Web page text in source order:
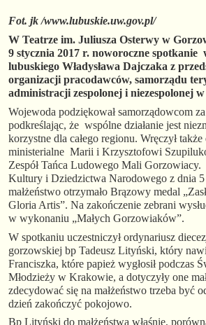
Fot. jk /www.lubuskie.uw.gov.pl/
W Teatrze im. Juliusza Osterwy w
9 stycznia 2017 r. noworoczne spotkanie
lubuskiego Władysława Dajczaka z
organizacji pracodawców, samorządu
administracji zespolonej i niezespolonej
Wojewoda podziękował samorządowcom za
podkreślając, że wspólne działanie jest
korzystne dla całego regionu. Wręczył także
ministerialne Marii i Krzysztofowi
Zespół Tańca Ludowego Mali
Kultury i Dziedzictwa Narodowego z dnia 5
małżeństwo otrzymało Brązowy medal
Gloria Artis”. Na zakończenie zebrani
w wykonaniu „Małych Gorzowiaków”.
W spotkaniu uczestniczył ordynariusz
gorzowskiej bp Tadeusz Lityński, który
Franciszka, które papież wygłosił podczas
Młodzieży w Krakowie, a dotyczyły one
zdecydować się na małżeństwo trzeba być
dzień zakończyć pokojowo.
Bp Lityński do małżeństwa właśnie,